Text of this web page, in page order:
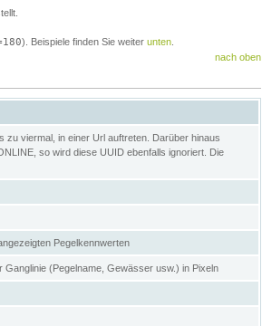
). Beispiele finden Sie weiter unten
nach oben
zu viermal, in einer Url auftreten. Darüber hinaus
so wird diese UUID ebenfalls ignoriert. Die
Pegelkennwerten
(Pegelname, Gewässer usw.) in Pixeln